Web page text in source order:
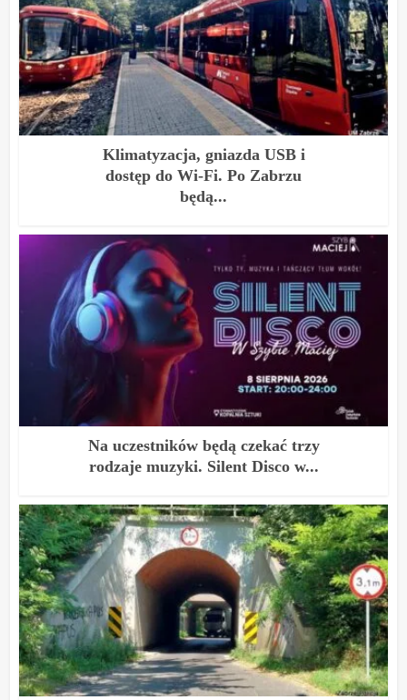
Klimatyzacja, gniazda USB i
dostęp do Wi-Fi. Po Zabrzu
będą...
Na uczestników będą czekać trzy
rodzaje muzyki. Silent Disco w...